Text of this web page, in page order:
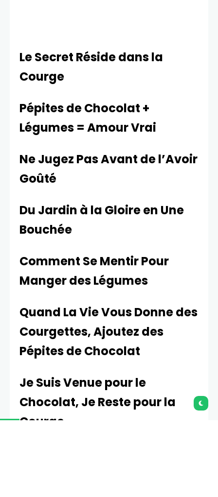
Le Secret Réside dans la
Courge
Pépites de Chocolat +
Légumes = Amour Vrai
Ne Jugez Pas Avant de l’Avoir
Goûté
Du Jardin à la Gloire en Une
Bouchée
Comment Se Mentir Pour
Manger des Légumes
Quand La Vie Vous Donne des
Courgettes, Ajoutez des
Pépites de Chocolat
Je Suis Venue pour le
Chocolat, Je Reste pour la
Courge